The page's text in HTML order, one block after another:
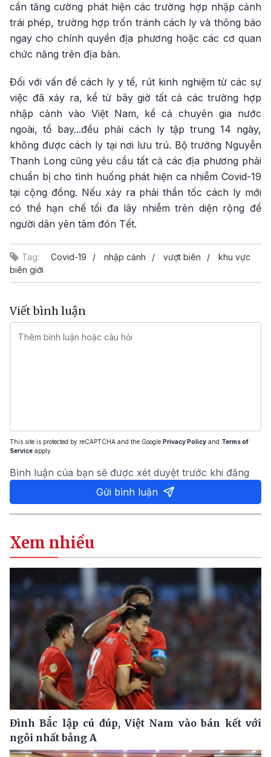
cần tăng cường phát hiện các trường hợp nhập cảnh
trái phép, trường hợp trốn tránh cách ly và thông báo
ngay cho chính quyền địa phương hoặc các cơ quan
chức năng trên địa bàn.
Đối với vấn đề cách ly y tế, rút kinh nghiệm từ các sự
việc đã xảy ra, kể từ bây giờ tất cả các trường hợp
nhập cảnh vào Việt Nam, kể cả chuyên gia nước
ngoài, tổ bay...đều phải cách ly tập trung 14 ngày,
không được cách ly tại nơi lưu trú. Bộ trưởng Nguyễn
Thanh Long cũng yêu cầu tất cả các địa phương phải
chuẩn bị cho tình huống phát hiện ca nhiễm Covid-19
tại cộng đồng. Nếu xảy ra phải thần tốc cách ly mới
có thể hạn chế tối đa lây nhiễm trên diện rộng để
người dân yên tâm đón Tết.
Tag: Covid-19 nhập cảnh vượt biên
khu vực
biên giới
Viết bình luận
This site is protected by reCAPTCHA and the Google Privacy Policy and Terms of
Service apply.
Bình luận của bạn sẽ được xét duyệt trước khi đăng
Gửi bình luận
Xem nhiều
Đình Bắc lập cú đúp, Việt Nam vào bán kết với
ngôi nhất bảng A